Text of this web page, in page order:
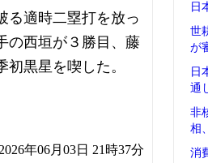
る適時二塁打を放っ
の西垣が３勝目、藤
黒星を喫した。
2026年06月03日 21時37分
日
世
が
日
通
非
相
消